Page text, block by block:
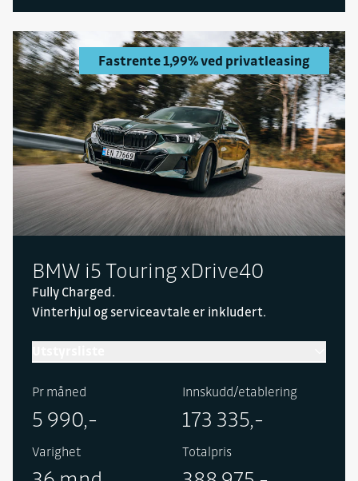
Fastrente 1,99% ved privatleasing
BMW i5 Touring xDrive40
Fully Charged.
Vinterhjul og serviceavtale er inkludert.
Pr måned
5 990,-
Innskudd/etablering
173 335,-
Varighet Totalpris